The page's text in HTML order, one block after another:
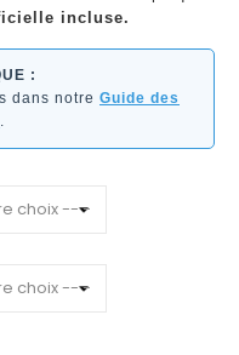
incluse.
:
dans notre Guide des
.